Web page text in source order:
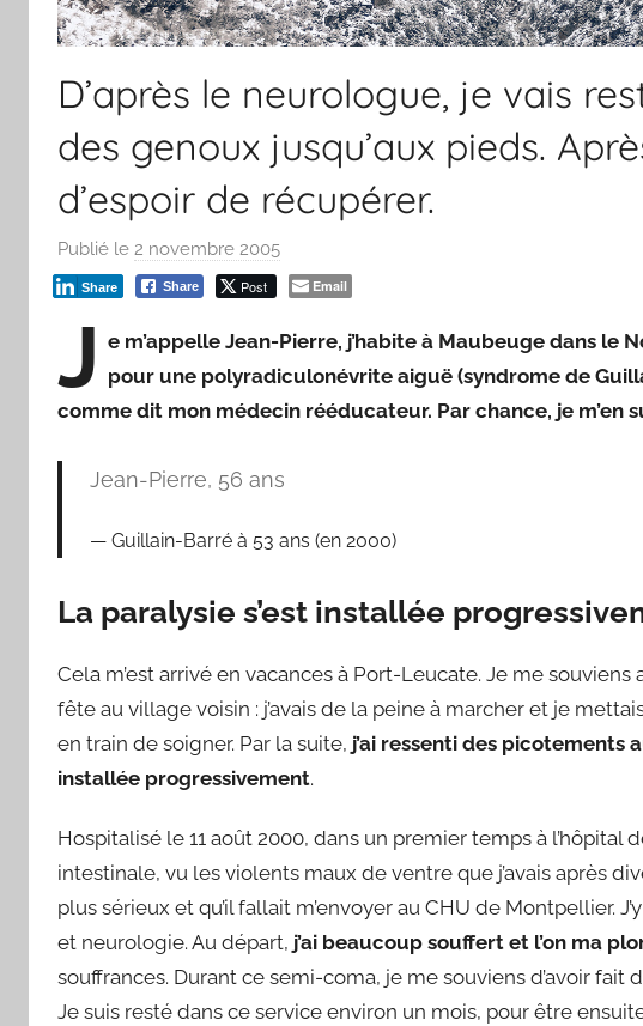
D’après le neurologue, je vais
des genoux jusqu’aux pieds.
d’espoir de récupérer.
Publié le 2 novembre 2005
a
F
r
e
Share Post
Share Email
J e m’appelle Jean-Pierre, j’habite à Maubeuge dans le
pour une polyradiculonévrite aiguë (syndrome de
comme dit mon médecin rééducateur. Par chance, je m’en
Jean-Pierre, 56 ans
Guillain-Barré à 53 ans (en 2000)
La paralysie s’est installée
Cela m’est arrivé en vacances à Port-Leucate. Je me
fête au village voisin : j’avais de la peine à marcher et je
en train de soigner. Par la suite, j’ai ressenti des picotements
installée progressivement.
Hospitalisé le 11 août 2000, dans un premier temps à l’hôpital
intestinale, vu les violents maux de ventre que j’avais après
plus sérieux et qu’il fallait m’envoyer au CHU de Montpellier.
et neurologie. Au départ, j’ai beaucoup souffert et l’on ma
souffrances. Durant ce semi-coma, je me souviens d’avoir fait
Je suis resté dans ce service environ un mois, pour être